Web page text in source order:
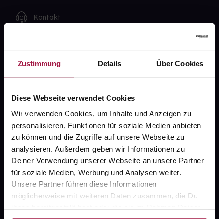
Zustimmung Details Über Cookies
Diese Webseite verwendet Cookies
Wir verwenden Cookies, um Inhalte und Anzeigen zu
personalisieren, Funktionen für soziale Medien anbieten
zu können und die Zugriffe auf unsere Webseite zu
analysieren. Außerdem geben wir Informationen zu
Deiner Verwendung unserer Webseite an unsere Partner
für soziale Medien, Werbung und Analysen weiter.
Unsere Partner führen diese Informationen
möglicherweise mit weiteren Daten zusammen, die Du
ihnen bereitgestellt hast oder die sie im Rahmen Deiner
Kontakt
Widerrufsformular
gesund.de
Karriere
Newsletter
Barrierefreiheitserklärung